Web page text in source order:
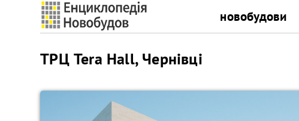
новобудови
ТРЦ Tera Hall, Чернівці